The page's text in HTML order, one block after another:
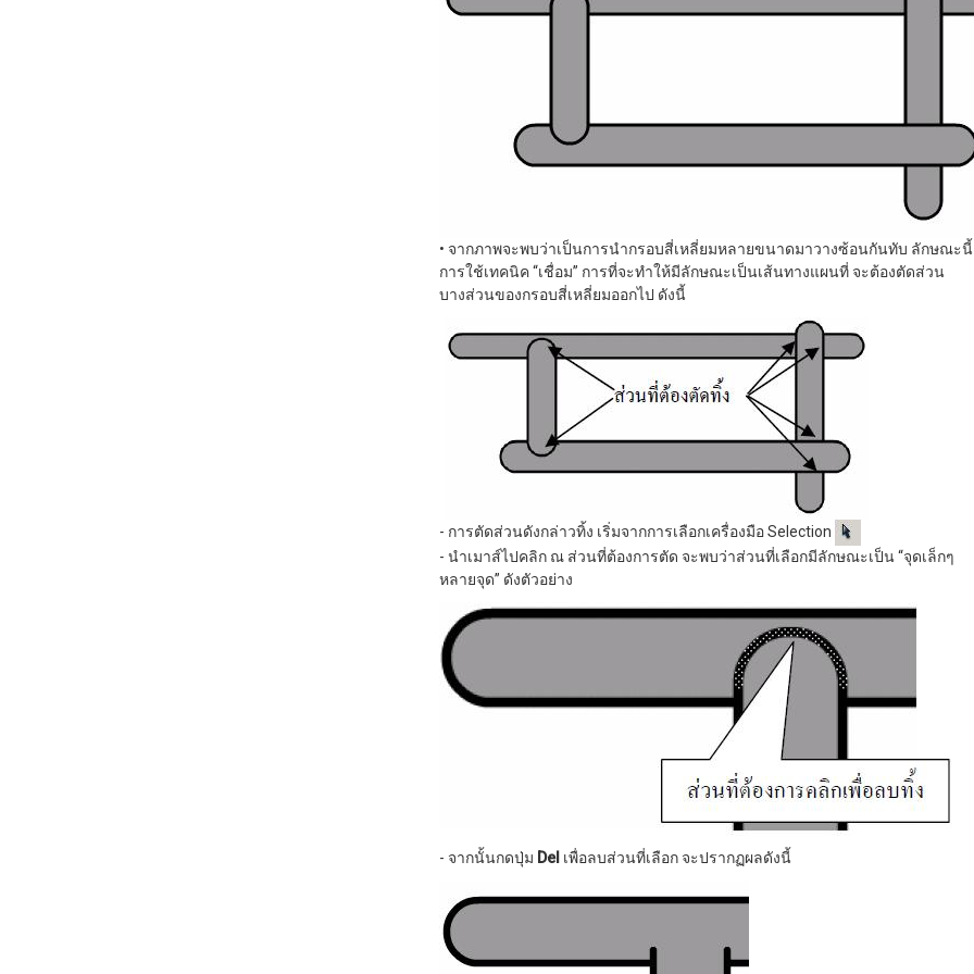
• จากภาพจะพบว่าเป็นการนำกรอบสี่เหลี่ยมหลายขนาดมาวางซ้อนกันทับ ลักษณะ
การใช้เทคนิค “เชื่อม” การที่จะทำให้มีลักษณะเป็นเส้นทางแผนที่ จะต้องตัดส่วน
บางส่วนของกรอบสี่เหลี่ยมออกไป ดังนี้
- การตัดส่วนดังกล่าวทิ้ง เริ่มจากการเลือกเครื่องมือ Selection
- นำเมาส์ไปคลิก ณ ส่วนที่ต้องการตัด จะพบว่าส่วนที่เลือกมีลักษณะเป็น “จุดเล็กๆ
หลายจุด” ดังตัวอย่าง
- จากนั้นกดปุ่ม Del เพื่อลบส่วนที่เลือก จะปรากฏผลดังนี้